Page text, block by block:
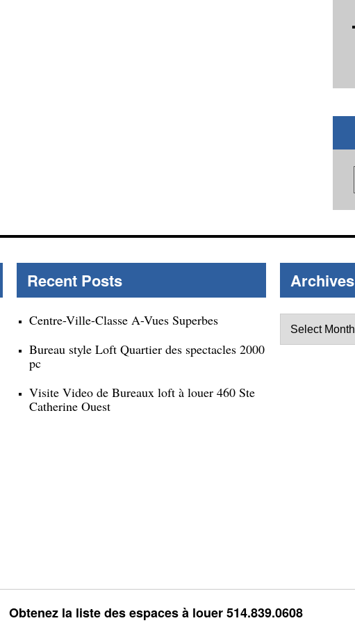
Recent Posts
Centre-Ville-Classe A-Vues Superbes
Bureau style Loft Quartier des spectacles 2000
pc
Visite Video de Bureaux loft à louer 460 Ste
Catherine Ouest
Archives
Obtenez la liste des espaces à louer 514.839.0608